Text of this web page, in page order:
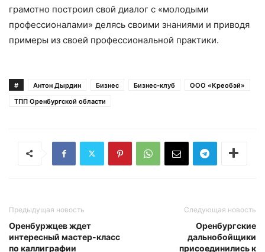
грамотно построил свой диалог с «молодыми
профессионалами» делясь своими знаниями и приводя
примеры из своей профессиональной практики.
# Антон Дырдин Бизнес Бизнес-клуб
ООО «Креобэй»
ТПП Оренбургской области
Предыдущая новость
Оренбуржцев ждет
интересный мастер-класс
по каллиграфии
Следующая новость
Оренбургские
дальнобойщики
присоединились к